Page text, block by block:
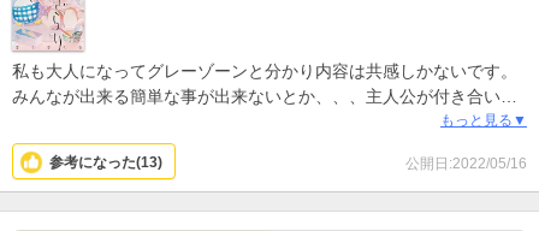
ありません。この作品の主人公の場合は生い立ちなどにも問題はあ
りますから。でも例えばＢＭＩが18.6の人と24.9の人は、数字的に
は普通体型ですが、同じ体型ではないですよね。サポートが必要な
ら、そう言ってほしい。特に同僚なら隠されるのは本当にしんどい
私も大人になってグレーゾーンと分かり内容は共感しかないです。
みんなが出来る簡単な事が出来ないとか、、、主人公が付き合い初
めの心情は泣けました。主人公が一生懸命で可愛いので是非見てほ
しいです！
もっと見る▼
公開日:2022/05/16
参考になった(13)